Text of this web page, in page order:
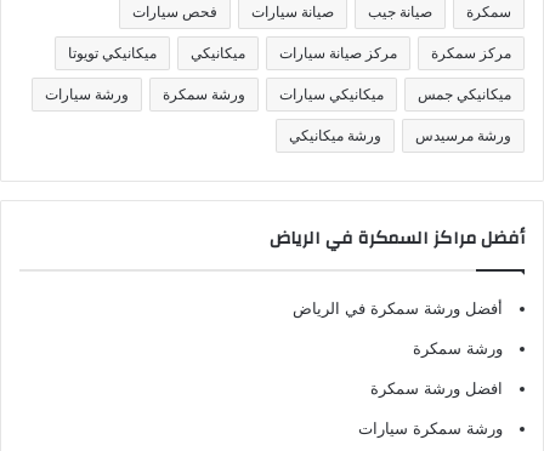
سمكرة صيانة جيب صيانة سيارات فحص سيارات
مركز سمكرة مركز صيانة سيارات ميكانيكي ميكانيكي تويوتا
ميكانيكي جمس ميكانيكي سيارات ورشة سمكرة ورشة سيارات
ورشة مرسيدس ورشة ميكانيكي
أفضل مراكز السمكرة في الرياض
أفضل ورشة سمكرة في الرياض
ورشة سمكرة
افضل ورشة سمكرة
ورشة سمكرة سيارات